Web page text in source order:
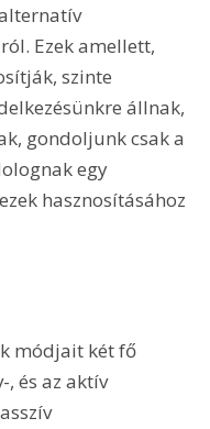
Ezek amellett,
szinte
állnak,
gondoljunk csak a
egy
hasznosításához
módjait két fő
és az aktív